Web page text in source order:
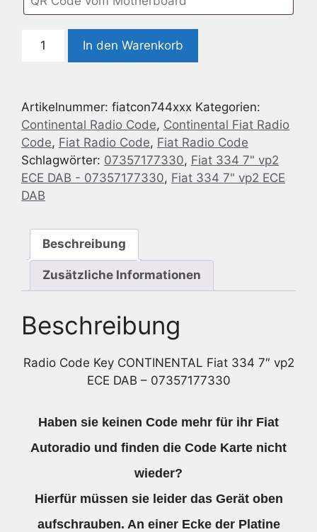
Code
Continental
Fiat
334
7"
vp2
ECE
07357177330
Menge
In den Warenkorb
Artikelnummer: fiatcon744xxx Kategorien:
Continental Radio Code, Continental Fiat Radio
Code, Fiat Radio Code, Fiat Radio Code
Schlagwörter: 07357177330, Fiat 334 7" vp2
ECE DAB - 07357177330, Fiat 334 7" vp2 ECE
DAB
Beschreibung
Zusätzliche Informationen
Beschreibung
Radio Code Key CONTINENTAL Fiat 334 7″ vp2
ECE DAB – 07357177330
Haben sie keinen Code mehr für ihr Fiat
Autoradio und finden die Code Karte nicht
wieder?
Hierfür müssen sie leider das Gerät oben
aufschrauben. An einer Ecke der Platine